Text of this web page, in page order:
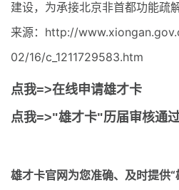
建设，为承接北京非首都功能疏
来源：http://
02/16/c_1211729583.htm
点我=>在线申请雄才卡
点我=>"雄才卡"历届审核通
雄才卡官网为您准确、及时提供“